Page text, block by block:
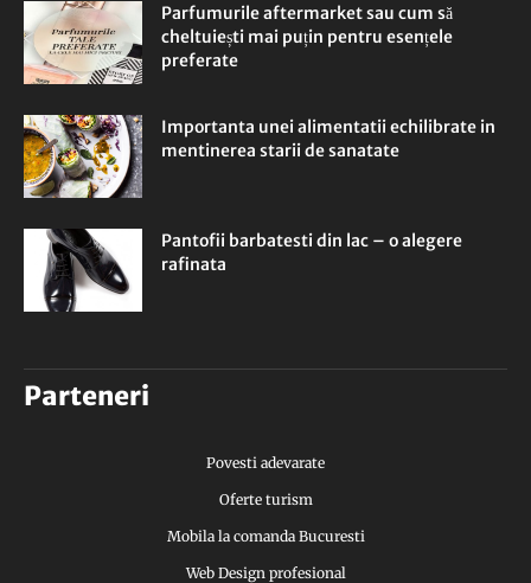
Parfumurile aftermarket sau cum să
cheltuiești mai puțin pentru esențele
preferate
Importanta unei alimentatii echilibrate in
mentinerea starii de sanatate
Pantofii barbatesti din lac – o alegere
rafinata
Parteneri
Povesti adevarate
Oferte turism
Mobila la comanda Bucuresti
Web Design profesional